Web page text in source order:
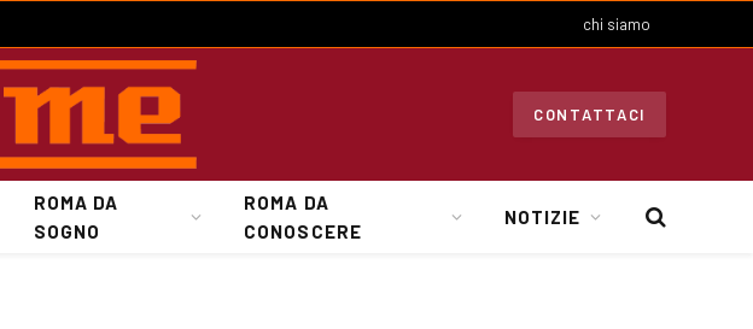
chi siamo
CONTATTACI
ROMA DA
SOGNO
ROMA DA
CONOSCERE
NOTIZIE